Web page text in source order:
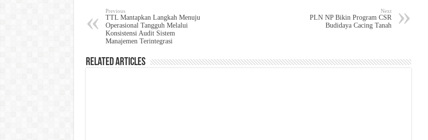
Previous
TTL Mantapkan Langkah Menuju
Operasional Tangguh Melalui
Konsistensi Audit Sistem
Manajemen Terintegrasi
Next
PLN NP Bikin Program CSR
Budidaya Cacing Tanah
Related Articles